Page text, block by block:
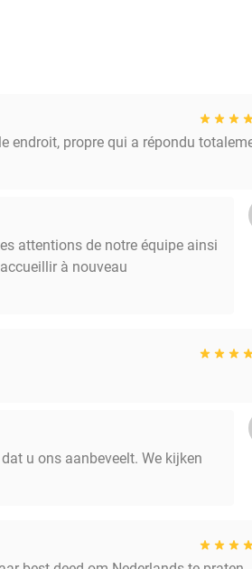
endroit, propre qui a répondu
attentions de notre équipe ainsi
à nouveau
u ons aanbeveelt. We kijken